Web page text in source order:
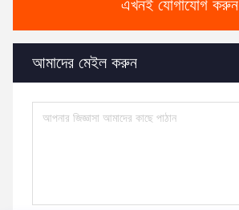
এখনই যোগাযোগ করুন
আমাদের মেইল ​​করুন